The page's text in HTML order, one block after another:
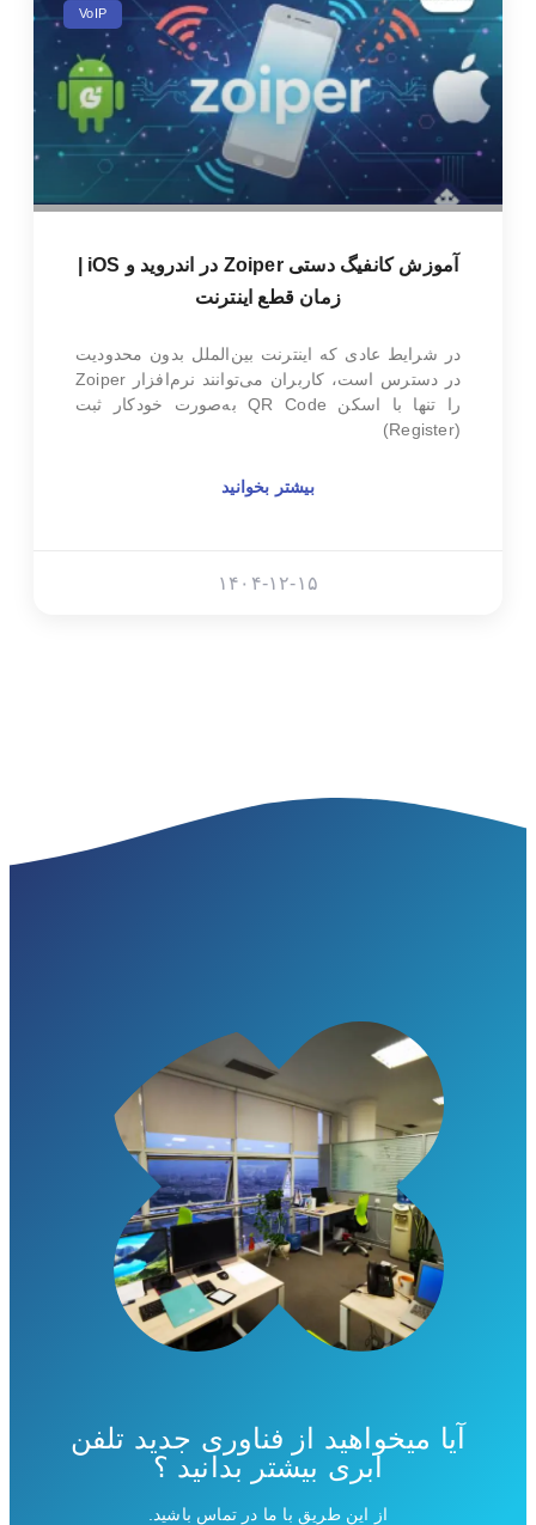
VoIP
زمان قطع اینترنت
در شرایط عادی که اینترنت بین‌الملل بدون محدودیت
در دسترس است، کاربران می‌توانند نرم‌افزار Zoiper
را تنها با اسکن QR Code به‌صورت خودکار ثبت
(Register)
بیشتر بخوانید
۱۴۰۴-۱۲-۱۵
آیا میخواهید از فناوری جدید تلفن
ابری بیشتر بدانید ؟
از این طریق با ما در تماس باشید.